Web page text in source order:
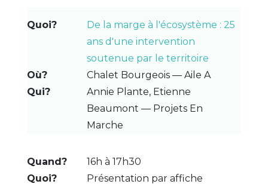
De la marge à l'écosystème : 25
ans d'une intervention
soutenue par le territoire
Chalet Bourgeois — Aile A
Annie Plante, Etienne
Beaumont — Projets En
Marche
16h à 17h30
Présentation par affiche